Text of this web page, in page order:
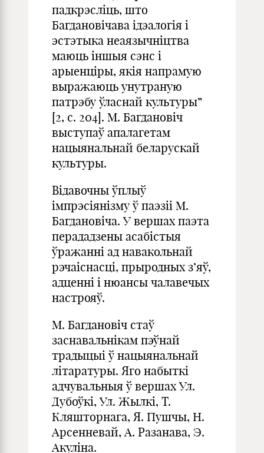
падкрэсліць, што
Багдановічава ідэалогія і
эстэтыка неаязычніцтва
маюць іншыя сэнс і
арыенціры, якія напрамую
выражаюць унутраную
патрэбу ўласнай культуры”
[2, с. 204]. М. Багдановіч
выступаў апалагетам
нацыянальнай беларускай
культуры.
Відавочны ўплыў
імпрэсіянізму ў паэзіі М.
Багдановіча. У вершах паэта
перададзены асабістыя
ўражанні ад навакольнай
рэчаіснасці, прыродных з’яў,
адценні і нюансы чалавечых
настрояў.
М. Багдановіч стаў
заснавальнікам пэўнай
традыцыі ў нацыянальнай
літаратуры. Яго набыткі
адчувальныя ў вершах Ул.
Дубоўкі, Ул. Жылкі, Т.
Кляшторнага, Я. Пушчы, Н.
Арсенневай, А. Разанава, Э.
Акуліна.